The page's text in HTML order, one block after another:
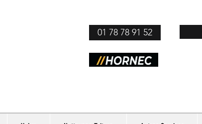
01 78 78 91 52